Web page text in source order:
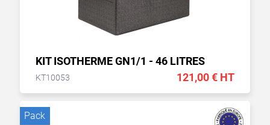
KIT ISOTHERME GN1/1 - 46 LITRES
KT10053 121,00 € HT
Pack